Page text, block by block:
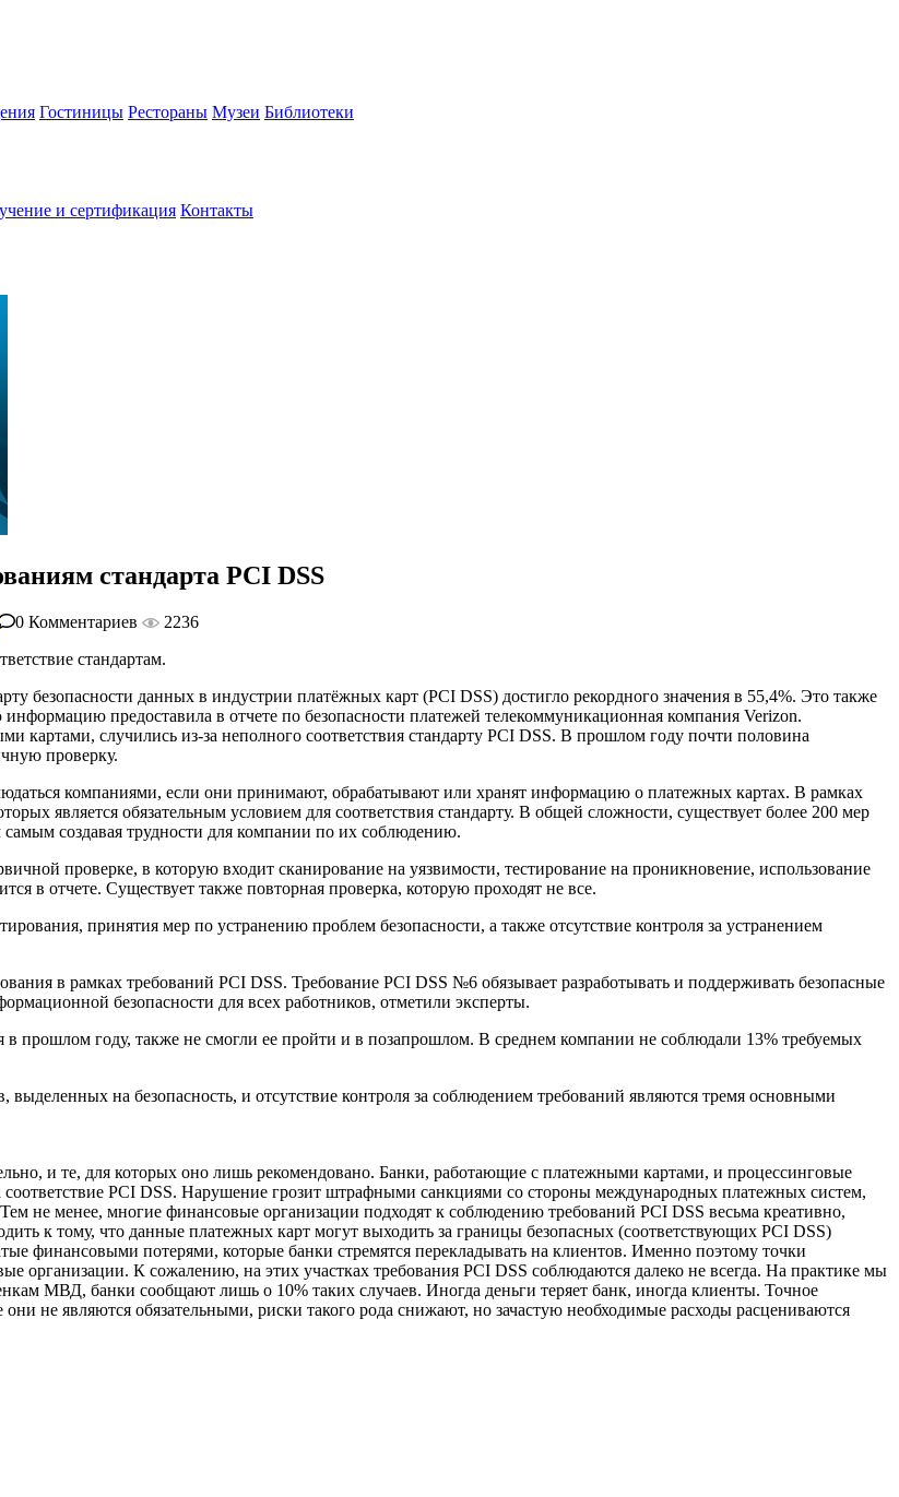
Гостиницы Рестораны Музеи Библиотеки
и сертификация Контакты
стандарта PCI DSS
0 Комментариев
2236
стандартам.
безопасности данных в индустрии платёжных карт (PCI DSS) достигло рекордного значения в 55,4%. Это также
предоставила в отчете по безопасности платежей телекоммуникационная компания Verizon.
картами, случились из-за неполного соответствия стандарту PCI DSS. В прошлом году почти половина
проверку.
компаниями, если они принимают, обрабатывают или хранят информацию о платежных картах. В рамках
является обязательным условием для соответствия стандарту. В общей сложности, существует более 200 мер
самым создавая трудности для компании по их соблюдению.
проверке, в которую входит сканирование на уязвимости, тестирование на проникновение, использование
в отчете. Существует также повторная проверка, которую проходят не все.
принятия мер по устранению проблем безопасности, а также отсутствие контроля за устранением
в рамках требований PCI DSS. Требование PCI DSS №6 обязывает разработывать и поддерживать безопасные
безопасности для всех работников, отметили эксперты.
прошлом году, также не смогли ее пройти и в позапрошлом. В среднем компании не соблюдали 13% требуемых
на безопасность, и отсутствие контроля за соблюдением требований являются тремя основными
и те, для которых оно лишь рекомендовано. Банки, работающие с платежными картами, и процессинговые
PCI DSS. Нарушение грозит штрафными санкциями со стороны международных платежных систем,
не менее, многие финансовые организации подходят к соблюдению требований PCI DSS весьма креативно,
к тому, что данные платежных карт могут выходить за границы безопасных (соответствующих PCI DSS)
финансовыми потерями, которые банки стремятся перекладывать на клиентов. Именно поэтому точки
организации. К сожалению, на этих участках требования PCI DSS соблюдаются далеко не всегда. На практике мы
МВД, банки сообщают лишь о 10% таких случаев. Иногда деньги теряет банк, иногда клиенты. Точное
не являются обязательными, риски такого рода снижают, но зачастую необходимые расходы расцениваются